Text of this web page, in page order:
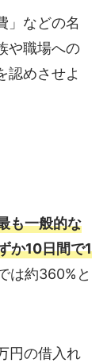
」などの名
や職場への
認めさせよ
も一般的な
か10日間で1
は約360%と
円の借入れ